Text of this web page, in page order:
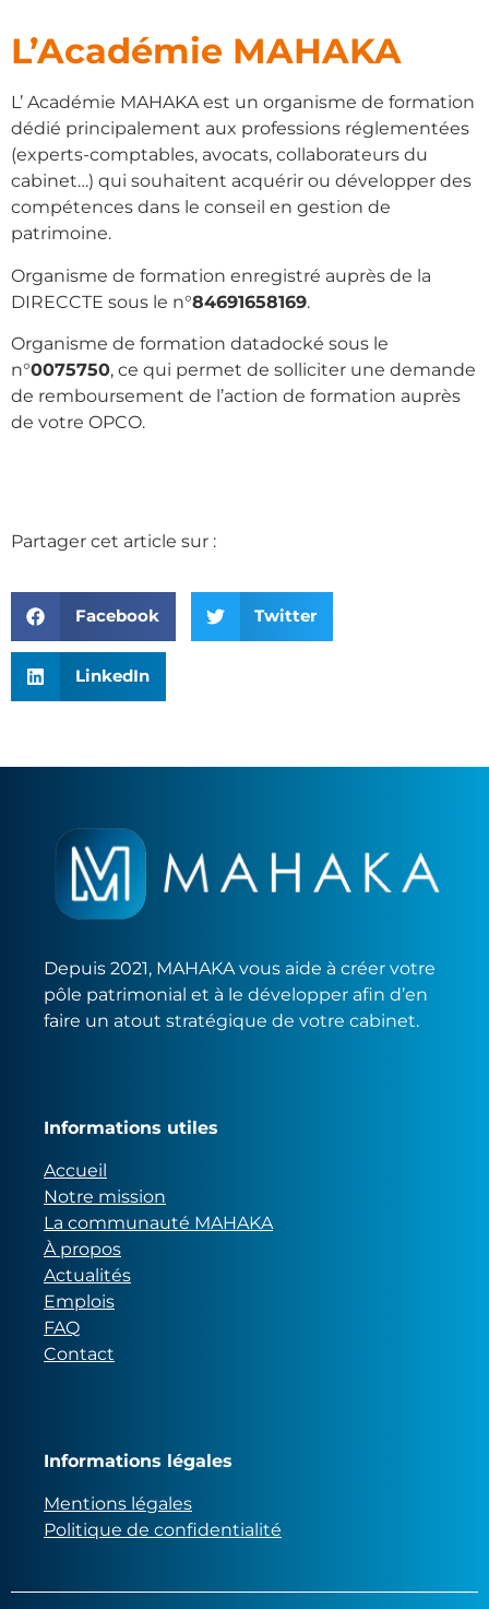
L’Académie MAHAKA
L’ Académie MAHAKA est un organisme de formation
dédié principalement aux professions réglementées
(experts-comptables, avocats, collaborateurs du
cabinet…) qui souhaitent acquérir ou développer des
compétences dans le conseil en gestion de
patrimoine.
Organisme de formation enregistré auprès de la
DIRECCTE sous le n°84691658169.
Organisme de formation datadocké sous le
n°0075750, ce qui permet de solliciter une demande
de remboursement de l’action de formation auprès
de votre OPCO.
Partager cet article sur :
Facebook Twitter
LinkedIn
Depuis 2021, MAHAKA vous aide à créer votre
pôle patrimonial et à le développer afin d’en
faire un atout stratégique de votre cabinet.
Informations utiles
Accueil
Notre mission
La communauté MAHAKA
À propos
Actualités
Emplois
FAQ
Contact
Informations légales
Mentions légales
Politique de confidentialité